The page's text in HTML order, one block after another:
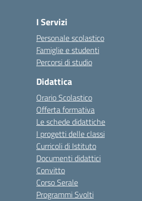
I Servizi
Personale scolastico
Famiglie e studenti
Percorsi di studio
Didattica
Orario Scolastico
Offerta formativa
Le schede didattiche
I progetti delle classi
Curricoli di Istituto
Documenti didattici
Convitto
Corso Serale
Programmi Svolti